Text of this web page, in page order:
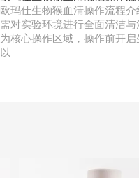
欧玛仕生物猴血清操作流程
需对实验环境进行全面清洁
为核心操作区域，操作前开
以